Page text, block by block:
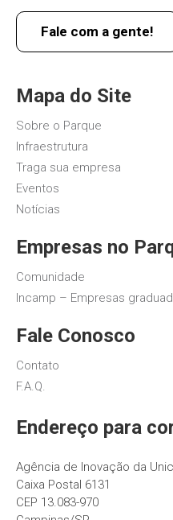
Fale com a gente!
Mapa do Site
Sobre o Parque
Infraestrutura
Traga sua empresa
Eventos
Notícias
Empresas no
Comunidade
Incamp – Empresas
Fale Conosco
Contato
F.A.Q.
Endereço para
Agência de Inovação da
Caixa Postal 6131
CEP 13.083-970